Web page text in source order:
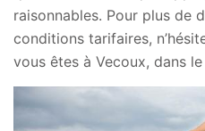
raisonnables. Pour plus de
conditions tarifaires,
vous êtes à Vecoux, dans